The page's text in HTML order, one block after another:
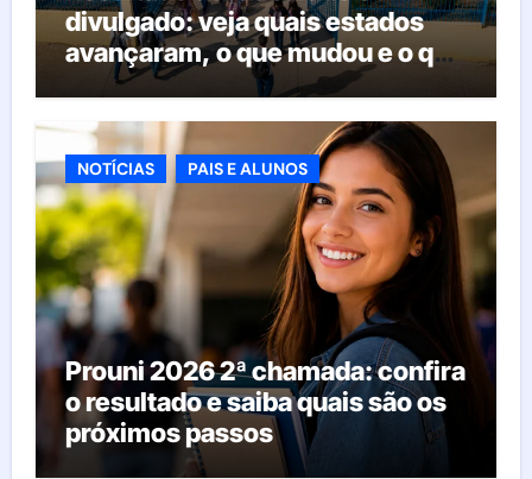
divulgado: veja quais estados
avançaram, o que mudou e o que
esperar da educação brasileira
NOTÍCIAS PAIS E ALUNOS
Prouni 2026 2ª chamada: confira
o resultado e saiba quais são os
próximos passos